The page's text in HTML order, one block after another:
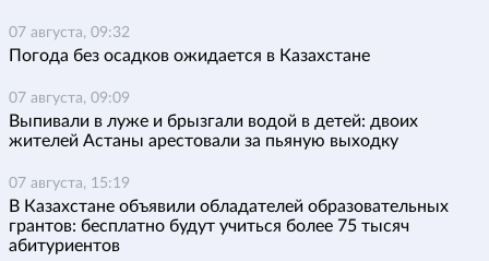
07 августа, 09:32
Погода без осадков ожидается в Казахстане
07 августа, 09:09
Выпивали в луже и брызгали водой в детей: двоих
жителей Астаны арестовали за пьяную выходку
07 августа, 15:19
В Казахстане объявили обладателей образовательных
грантов: бесплатно будут учиться более 75 тысяч
абитуриентов